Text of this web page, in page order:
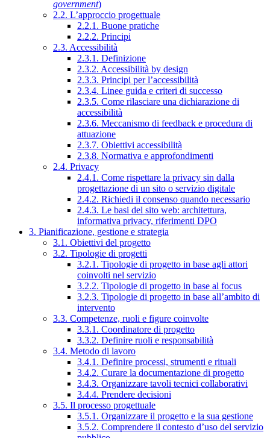
government)
2.2. L’approccio progettuale
2.2.1. Buone pratiche
2.2.2. Principi
2.3. Accessibilità
2.3.1. Definizione
2.3.2. Accessibilità by design
2.3.3. Principi per l’accessibilità
2.3.4. Linee guida e criteri di successo
2.3.5. Come rilasciare una dichiarazione di
accessibilità
2.3.6. Meccanismo di feedback e procedura di
attuazione
2.3.7. Obiettivi accessibilità
2.3.8. Normativa e approfondimenti
2.4. Privacy
2.4.1. Come rispettare la privacy sin dalla
progettazione di un sito o servizio digitale
2.4.2. Richiedi il consenso quando necessario
2.4.3. Le basi del sito web: architettura,
informativa privacy, riferimenti DPO
3. Pianificazione, gestione e strategia
3.1. Obiettivi del progetto
3.2. Tipologie di progetti
3.2.1. Tipologie di progetto in base agli attori
coinvolti nel servizio
3.2.2. Tipologie di progetto in base al focus
3.2.3. Tipologie di progetto in base all’ambito di
intervento
3.3. Competenze, ruoli e figure coinvolte
3.3.1. Coordinatore di progetto
3.3.2. Definire ruoli e responsabilità
3.4. Metodo di lavoro
3.4.1. Definire processi, strumenti e rituali
3.4.2. Curare la documentazione di progetto
3.4.3. Organizzare tavoli tecnici collaborativi
3.4.4. Prendere decisioni
3.5. Il processo progettuale
3.5.1. Organizzare il progetto e la sua gestione
3.5.2. Comprendere il contesto d’uso del servizio